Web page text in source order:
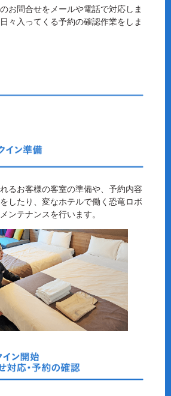
お問合せをメールや電話で対応しま
々入ってくる予約の確認作業をしま
るお客様の客室の準備や、予約内容
したり、変なホテルで働く恐竜ロボ
ンテナンスを行います。